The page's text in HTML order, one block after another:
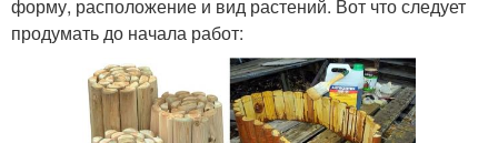
форму, расположение и вид растений. Вот что следует
продумать до начала работ: